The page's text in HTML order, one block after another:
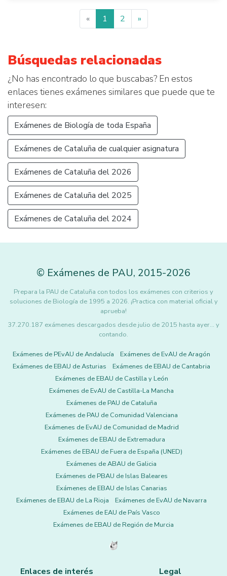
« 1 2 »
Búsquedas relacionadas
¿No has encontrado lo que buscabas? En estos
enlaces tienes exámenes similares que puede que te
interesen:
Exámenes de Biología de toda España
Exámenes de Cataluña de cualquier asignatura
Exámenes de Cataluña del 2026
Exámenes de Cataluña del 2025
Exámenes de Cataluña del 2024
© Exámenes de PAU, 2015-2026
Prepara la PAU de Cataluña con todos los exámenes con criterios y
soluciones de Biología de 1995 a 2026. ¡Practica con material oficial y
aprueba!
37.270.187 exámenes descargados desde julio de 2015 hasta ayer... y
contando.
Exámenes de PEvAU de Andalucía
Exámenes de EvAU de Aragón
Exámenes de EBAU de Asturias
Exámenes de EBAU de Cantabria
Exámenes de EBAU de Castilla y León
Exámenes de EvAU de Castilla-La Mancha
Exámenes de PAU de Cataluña
Exámenes de PAU de Comunidad Valenciana
Exámenes de EvAU de Comunidad de Madrid
Exámenes de EBAU de Extremadura
Exámenes de EBAU de Fuera de España (UNED)
Exámenes de ABAU de Galicia
Exámenes de PBAU de Islas Baleares
Exámenes de EBAU de Islas Canarias
Exámenes de EBAU de La Rioja
Exámenes de EvAU de Navarra
Exámenes de EAU de País Vasco
Exámenes de EBAU de Región de Murcia
Enlaces de interés Legal